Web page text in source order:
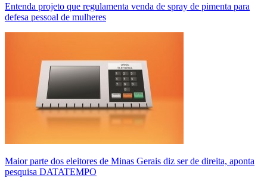
Entenda projeto que regulamenta venda de spray de pimenta para
defesa pessoal de mulheres
Maior parte dos eleitores de Minas Gerais diz ser de direita, aponta
pesquisa DATATEMPO